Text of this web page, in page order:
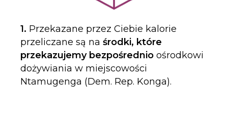
1. Przekazane przez Ciebie kalorie
przeliczane są na środki, które
przekazujemy bezpośrednio ośrodkowi
dożywiania w miejscowości
Ntamugenga (Dem. Rep. Konga).